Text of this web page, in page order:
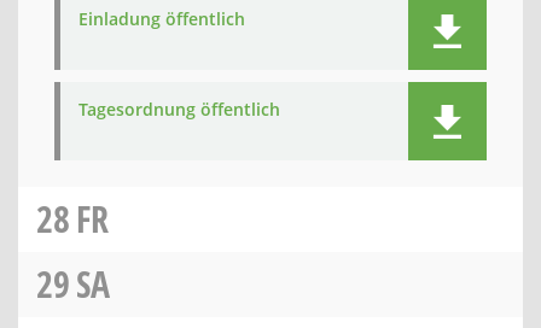
Einladung öffentlich
Tagesordnung öffentlich
28FR
29SA